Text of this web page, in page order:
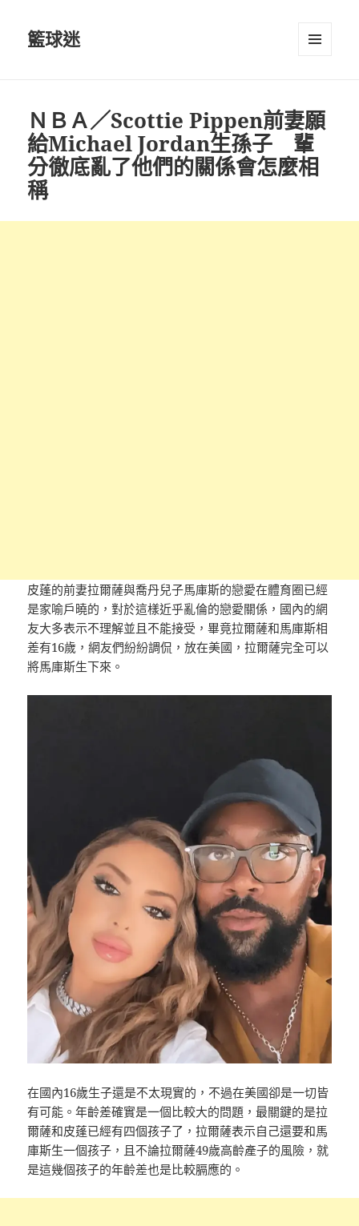
籃球迷
ＮＢＡ／Scottie Pippen前妻願
給Michael Jordan生孫子 輩
分徹底亂了他們的關係會怎麼相
稱
皮蓬的前妻拉爾薩與喬丹兒子馬庫斯的戀愛在體育圈已經
是家喻戶曉的，對於這樣近乎亂倫的戀愛關係，國內的網
友大多表示不理解並且不能接受，畢竟拉爾薩和馬庫斯相
差有16歲，網友們紛紛調侃，放在美國，拉爾薩完全可以
將馬庫斯生下來。
在國內16歲生子還是不太現實的，不過在美國卻是一切皆
有可能。年齡差確實是一個比較大的問題，最關鍵的是拉
爾薩和皮蓬已經有四個孩子了，拉爾薩表示自己還要和馬
庫斯生一個孩子，且不論拉爾薩49歲高齡產子的風險，就
是這幾個孩子的年齡差也是比較膈應的。